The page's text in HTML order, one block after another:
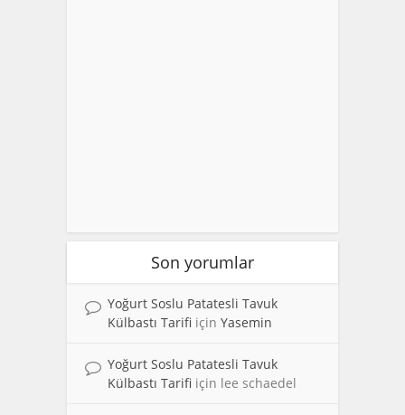
Son yorumlar
Yoğurt Soslu Patatesli Tavuk
Külbastı Tarifi için Yasemin
Yoğurt Soslu Patatesli Tavuk
Külbastı Tarifi için lee schaedel